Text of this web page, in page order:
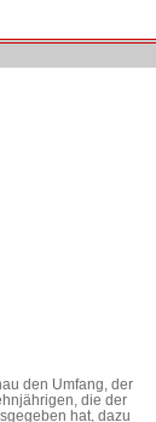
den Umfang, der
die der
hat, dazu